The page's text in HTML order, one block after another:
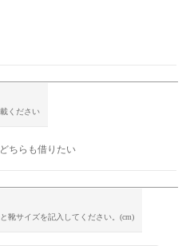
ください
どちらも借りたい
靴サイズを記入してください。(cm)